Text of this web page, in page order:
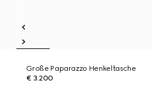
Große Paparazzo Henkeltasche
€ 3.200